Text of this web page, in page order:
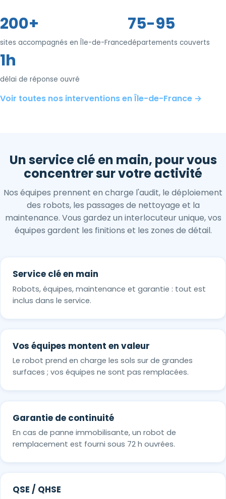
200+
sites accompagnés en Île-de-France
75-95
départements couverts
1h
délai de réponse ouvré
Voir toutes nos interventions en Île-de-France →
Un service clé en main, pour vous
concentrer sur votre activité
Nos équipes prennent en charge l'audit, le déploiement
des robots, les passages de nettoyage et la
maintenance. Vous gardez un interlocuteur unique, vos
équipes gardent les finitions et les zones de détail.
Service clé en main
Robots, équipes, maintenance et garantie : tout est
inclus dans le service.
Vos équipes montent en valeur
Le robot prend en charge les sols sur de grandes
surfaces ; vos équipes ne sont pas remplacées.
Garantie de continuité
En cas de panne immobilisante, un robot de
remplacement est fourni sous 72 h ouvrées.
QSE / QHSE